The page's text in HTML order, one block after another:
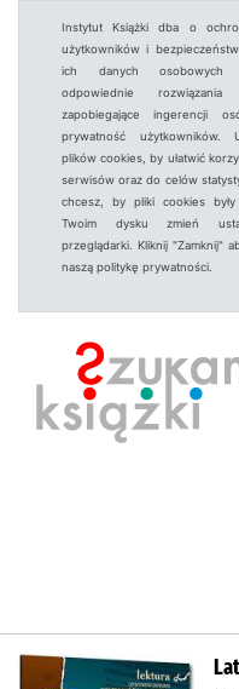
Instytut Książki dba o
użytkowników i
ich danych osobowych
odpowiednie rozwiązania
zapobiegające ingerencji
prywatność użytkowników.
plików cookies, by ułatwić
serwisów oraz do celów
chcesz, by pliki cookies
Twoim dysku zmień
przeglądarki. Kliknij "Zamknij"
naszą politykę prywatności.